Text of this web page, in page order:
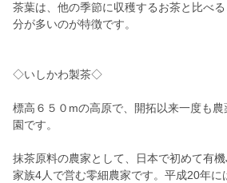
茶葉は、他の季節に収穫するお茶と比べ
分が多いのが特徴です。
◇いしかわ製茶◇
標高６５０mの高原で、開拓以来一度も
園です。
抹茶原料の農家として、日本で初めて有機
家族4人で営む零細農家です。平成20年に